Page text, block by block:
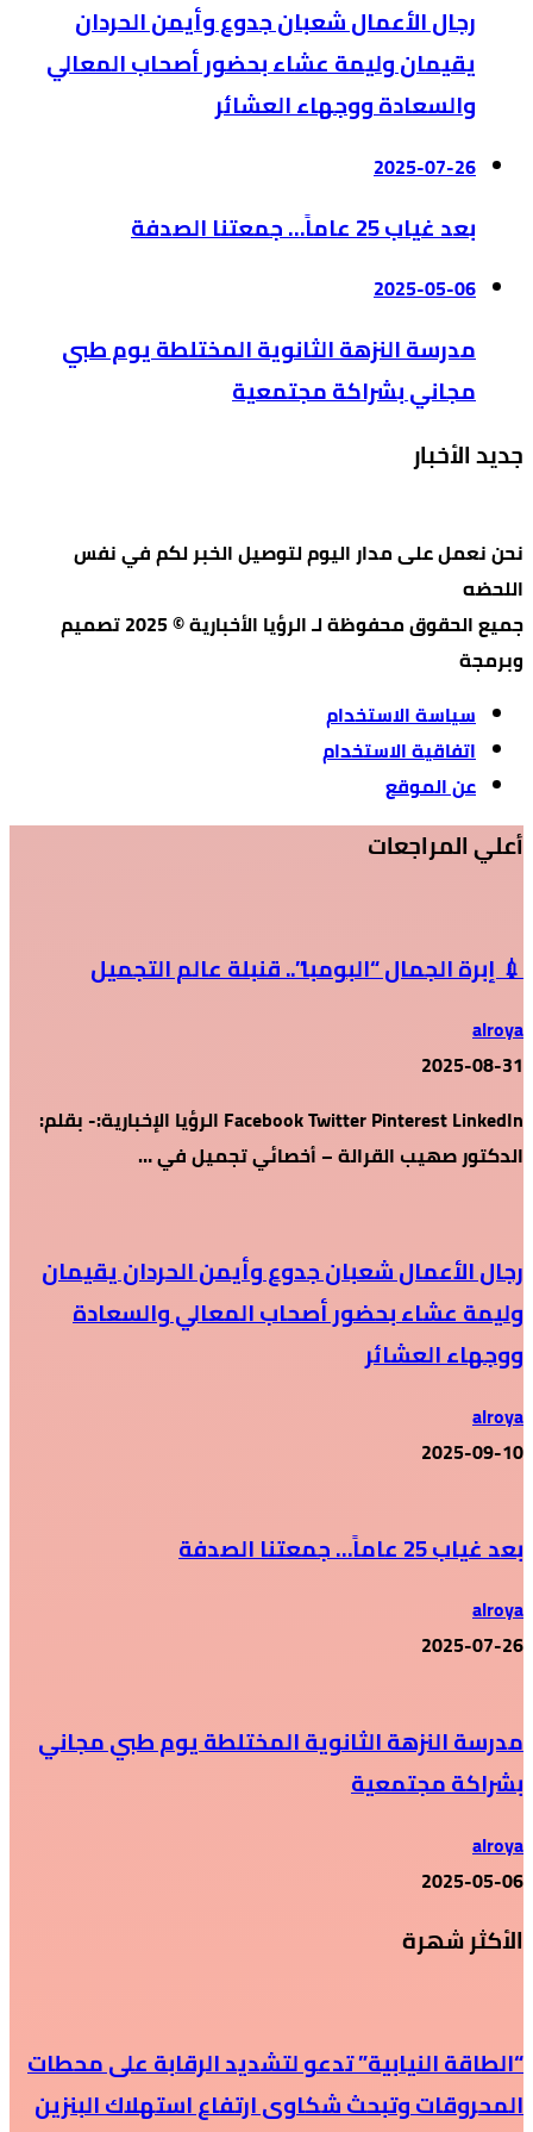
رجال الأعمال شعبان جدوع وأيمن الحردان
يقيمان وليمة عشاء بحضور أصحاب المعالي
والسعادة ووجهاء العشائر
2025-07-26
بعد غياب 25 عاماً… جمعتنا الصدفة
2025-05-06
مدرسة النزهة الثانوية المختلطة يوم طبي
مجاني بشراكة مجتمعية
جديد الأخبار
نحن نعمل على مدار اليوم لتوصيل الخبر لكم في نفس
اللحضه
جميع الحقوق محفوظة لـ الرؤيا الأخبارية © 2025 تصميم
وبرمجة
سياسة الاستخدام
اتفاقية الاستخدام
عن الموقع
أعلي المراجعات
💉 إبرة الجمال “البومبا”.. قنبلة عالم التجميل
alroya
2025-08-31
Facebook Twitter Pinterest LinkedIn الرؤيا الإخبارية:- بقلم:
الدكتور صهيب القرالة – أخصائي تجميل في …
رجال الأعمال شعبان جدوع وأيمن الحردان يقيمان
وليمة عشاء بحضور أصحاب المعالي والسعادة
ووجهاء العشائر
alroya
2025-09-10
بعد غياب 25 عاماً… جمعتنا الصدفة
alroya
2025-07-26
مدرسة النزهة الثانوية المختلطة يوم طبي مجاني
بشراكة مجتمعية
alroya
2025-05-06
الأكثر شهرة
“الطاقة النيابية” تدعو لتشديد الرقابة على محطات
المحروقات وتبحث شكاوى ارتفاع استهلاك البنزين